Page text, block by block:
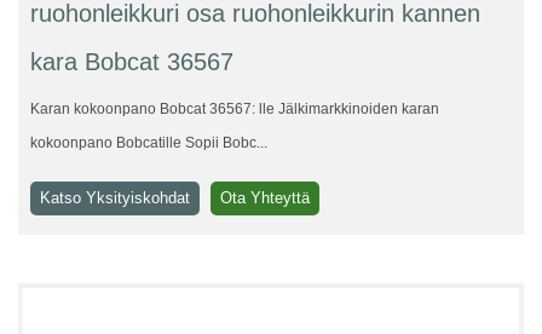
ruohonleikkuri osa ruohonleikkurin kannen
kara Bobcat 36567
Karan kokoonpano Bobcat 36567: lle Jälkimarkkinoiden karan
kokoonpano Bobcatille Sopii Bobc...
Katso Yksityiskohdat Ota Yhteyttä